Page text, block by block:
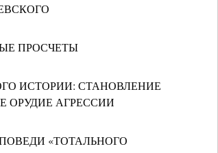
ПРОСЧЕТЫ
ИСТОРИИ: СТАНОВЛЕНИЕ
ОРУДИЕ АГРЕССИИ
«ТОТАЛЬНОГО